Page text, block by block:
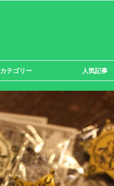
カテゴリー 人気記事